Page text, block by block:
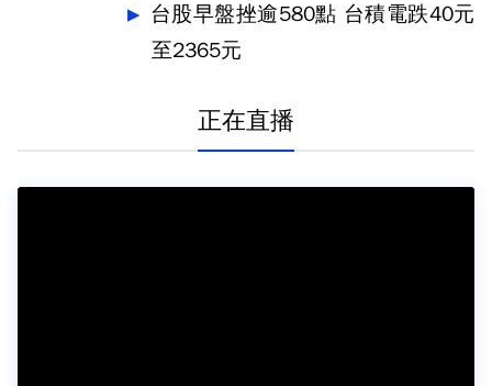
台股早盤挫逾580點 台積電跌40元
至2365元
正在直播